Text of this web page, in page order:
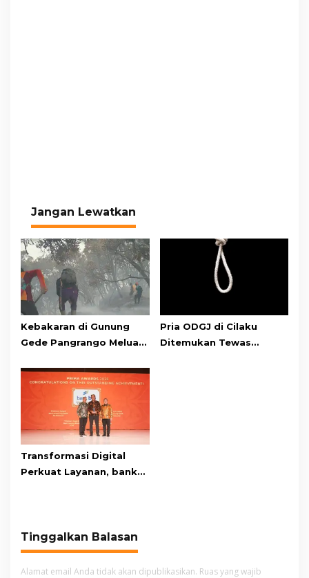
Jangan Lewatkan
Kebakaran di Gunung
Gede Pangrango Meluas,
di Area Kawah Wadon
Pria ODGJ di Cilaku
Ditemukan Tewas
Transformasi Digital
Perkuat Layanan, bank
Tinggalkan Balasan
Alamat email Anda tidak akan dipublikasikan. Ruas yang wajib